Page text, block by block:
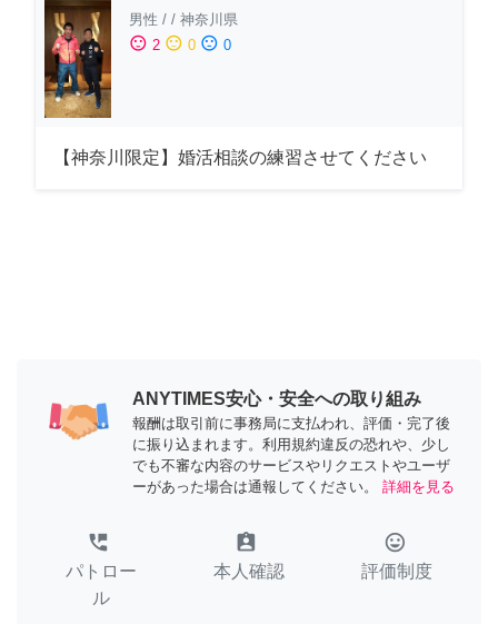
男性 / / 神奈川県
sentiment_satisfied 2 sentiment_neutral 0 sentiment_dissatisfied 0
【神奈川限定】婚活相談の練習させてください
ANYTIMES安心・安全への取り組み
報酬は取引前に事務局に支払われ、評価・完了後
に振り込まれます。利用規約違反の恐れや、少し
でも不審な内容のサービスやリクエストやユーザ
ーがあった場合は通報してください。
詳細を見る
perm_phone_msg
パトロー
ル
assignment_ind
本人確認
tag_faces
評価制度